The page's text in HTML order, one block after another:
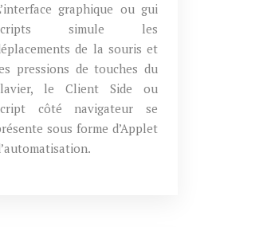
graphique ou gui
simule les
de la souris et
pressions de touches du
le Client Side ou
côté navigateur se
sous forme d’Applet